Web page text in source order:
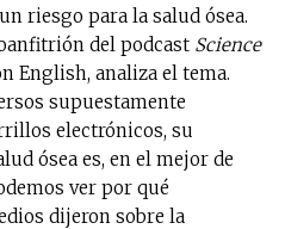
riesgo para la salud ósea.
del podcast Science
English, analiza el tema.
supuestamente
electrónicos, su
ósea es, en el mejor de
ver por qué
dijeron sobre la